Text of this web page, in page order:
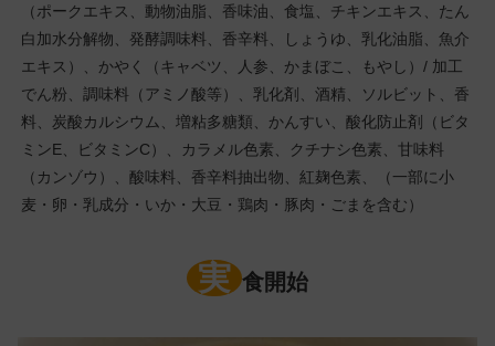
（ポークエキス、動物油脂、香味油、食塩、チキンエキス、たん
白加水分解物、発酵調味料、香辛料、しょうゆ、乳化油脂、魚介
エキス）、かやく（キャベツ、人参、かまぼこ、もやし）/ 加工
でん粉、調味料（アミノ酸等）、乳化剤、酒精、ソルビット、香
料、炭酸カルシウム、増粘多糖類、かんすい、酸化防止剤（ビタ
ミンE、ビタミンC）、カラメル色素、クチナシ色素、甘味料
（カンゾウ）、酸味料、香辛料抽出物、紅麹色素、（一部に小
麦・卵・乳成分・いか・大豆・鶏肉・豚肉・ごまを含む）
実 食開始